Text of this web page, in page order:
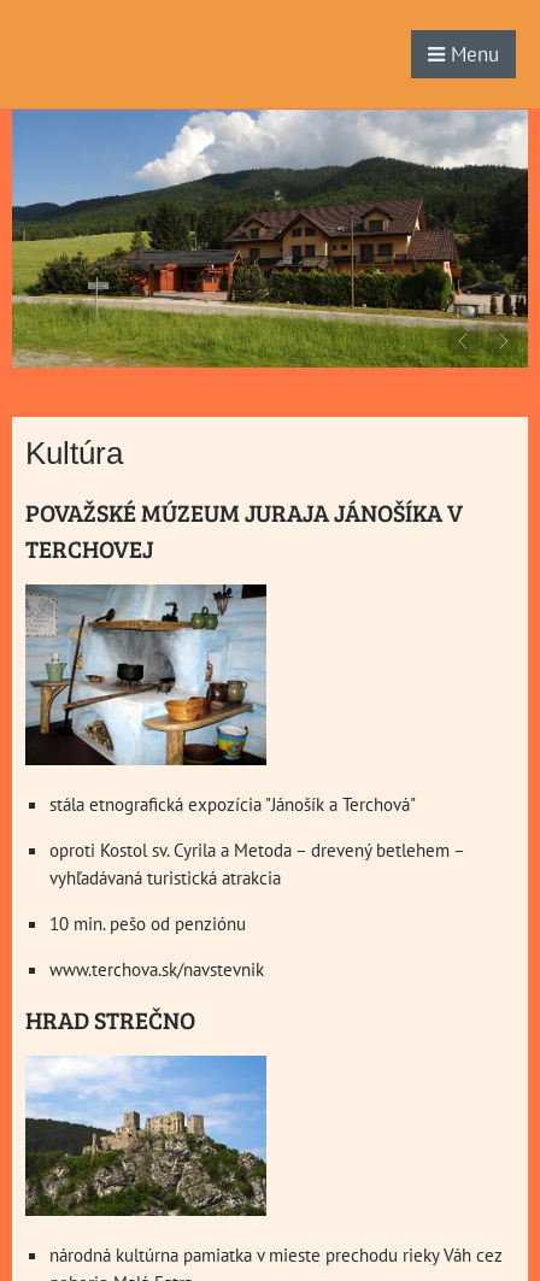
Menu
Kultúra
POVAŽSKÉ MÚZEUM JURAJA JÁNOŠÍKA V
TERCHOVEJ
stála etnografická expozícia "Jánošík a Terchová"
oproti Kostol sv. Cyrila a Metoda – drevený betlehem –
vyhľadávaná turistická atrakcia
10 min. pešo od penziónu
www.terchova.sk/navstevnik
HRAD STREČNO
národná kultúrna pamiatka v mieste prechodu rieky Váh cez